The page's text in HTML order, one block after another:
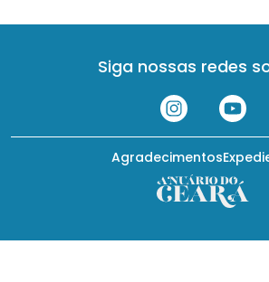
Siga nossas redes
Agradecimentos